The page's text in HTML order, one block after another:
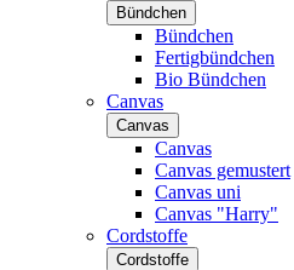
Bündchen
Bündchen
Fertigbündchen
Bio Bündchen
Canvas
Canvas
Canvas
Canvas gemustert
Canvas uni
Canvas "Harry"
Cordstoffe
Cordstoffe